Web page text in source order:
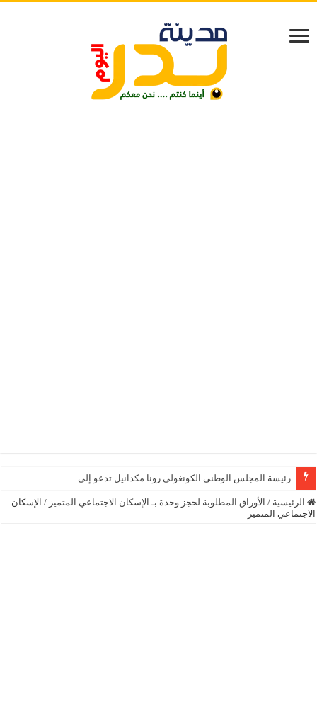
رئيسة المجلس الوطني الكونغولي رونا مكدانيل تدعو إلى التحلي بالصب
الرئيسية / الأوراق المطلوبة لحجز وحدة بـ الإسكان الاجتماعي المتميز /
الإسكان
الاجتماعي المتميز